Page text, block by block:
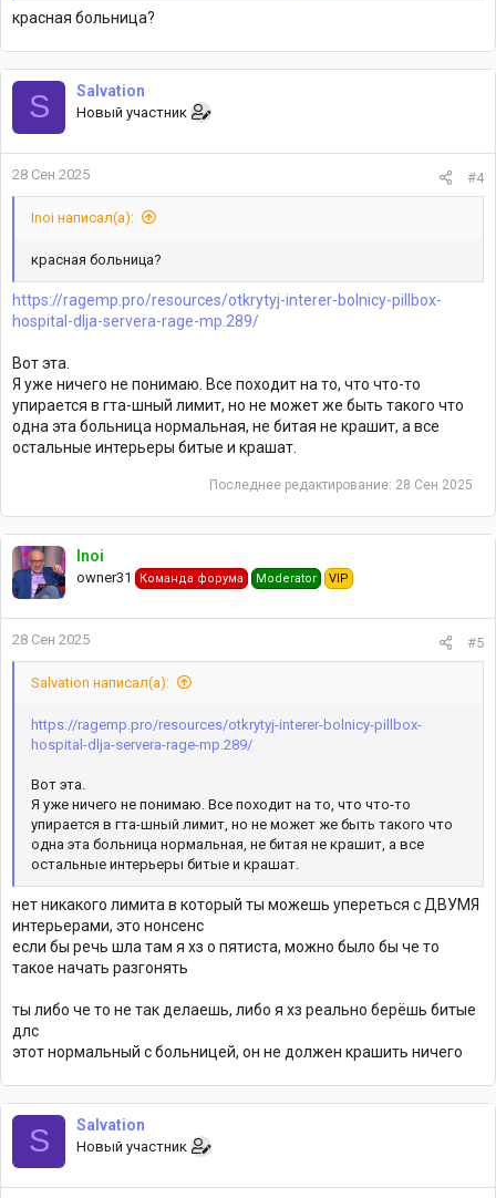
продолжает крашить. Если залить какой-то нищий интерьер,
где мало объектов, то еще справляется, но вот если
нормальный, то крашит. Знаю, что в одиночке все краши
решаются установкой asi плагинов на расширение лимитов, а
тут что с этим делать?
красная больница?
S Salvation
Новый участник
28 Сен 2025 #4
Inoi написал(а):
красная больница?
https://ragemp.pro/resources/otkrytyj-interer-bolnicy-pillbox-
hospital-dlja-servera-rage-mp.289/
Вот эта.
Я уже ничего не понимаю. Все походит на то, что что-то
упирается в гта-шный лимит, но не может же быть такого что
одна эта больница нормальная, не битая не крашит, а все
остальные интерьеры битые и крашат.
Последнее редактирование: 28 Сен 2025
Inoi
owner31 Команда форума Moderator VIP
28 Сен 2025 #5
Salvation написал(а):
https://ragemp.pro/resources/otkrytyj-interer-bolnicy-pillbox-
hospital-dlja-servera-rage-mp.289/
Вот эта.
Я уже ничего не понимаю. Все походит на то, что что-то
упирается в гта-шный лимит, но не может же быть такого что
одна эта больница нормальная, не битая не крашит, а все
остальные интерьеры битые и крашат.
нет никакого лимита в который ты можешь упереться с ДВУМЯ
интерьерами, это нонсенс
если бы речь шла там я хз о пятиста, можно было бы че то
такое начать разгонять
ты либо че то не так делаешь, либо я хз реально берёшь битые
длс
этот нормальный с больницей, он не должен крашить ничего
S Salvation
Новый участник